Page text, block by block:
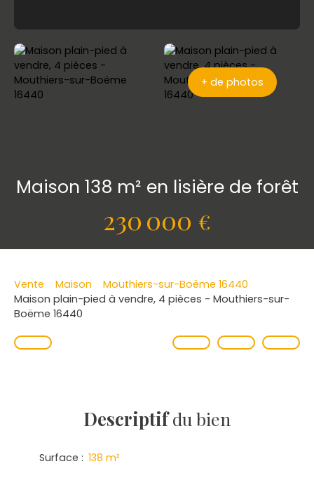
+ de photos
Maison 138 m² en lisière de forêt
230 000 €
Vente Maison
Mouthiers-sur-Boëme 16440
Maison plain-pied à vendre, 4 pièces - Mouthiers-sur-
Boëme 16440
Descriptifdu bien
Surface : 138 m²